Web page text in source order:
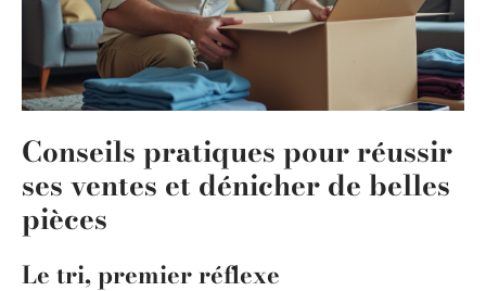
Conseils pratiques pour réussir
ses ventes et dénicher de belles
pièces
Le tri, premier réflexe